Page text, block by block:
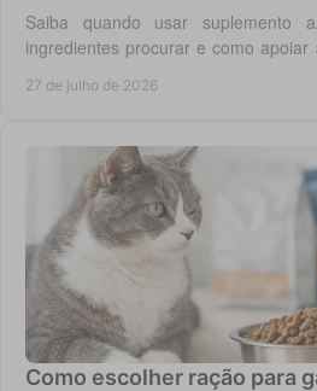
Saiba quando usar suplemento
ingredientes procurar e como apoiar
27 de julho de 2026
Como escolher ração para